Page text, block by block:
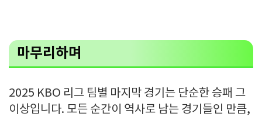
마무리하며
2025 KBO 리그 팀별 마지막 경기는 단순한 승패 그
이상입니다. 모든 순간이 역사로 남는 경기들인 만큼,